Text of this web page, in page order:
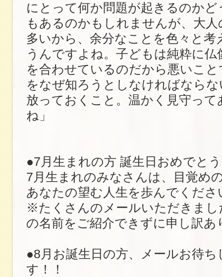
にとって何か問題が起きるのか
もあるのかもしれませんが、大
多いから、余分なことを色々と考
うんですよね。子どもは純粋に仏
を合わせているのだから悪いこ
をなぜ知ろうとしなければなら
放っておくこと。温かく見守っ
ね」
●7月生まれの方 誕生日おめで
7月生まれのみなさんは、目覚め
あなたの望む人生を歩んでくださ
※たくさんのメールいただきまし
の名前をご紹介できずに申し訳あ
●8月お誕生日の方、メールお待ち
す！！